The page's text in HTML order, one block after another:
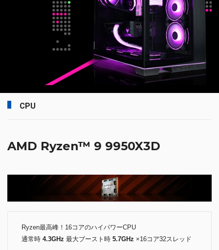
CPU
AMD Ryzen™ 9 9950X3D
Ryzen最高峰！16コアのハイパワーCPU
通常時 4.3GHz 最大ブースト時 5.7GHz ×16コア32スレッド